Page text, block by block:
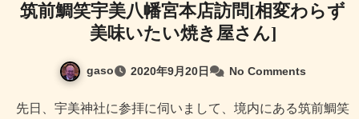
筑前鯛笑宇美八幡宮本店訪問[相変わらず
美味いたい焼き屋さん]
gaso 2020年9月20日 No Comments
先日、宇美神社に参拝に伺いまして、境内にある筑前鯛笑